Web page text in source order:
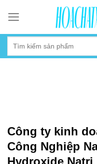
content
Công ty kinh
Công Nghiệp
Hydroxide Natri